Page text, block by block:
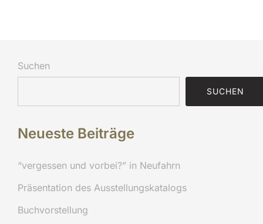
Suchen
SUCHEN
Neueste Beiträge
“vergessen und vorbei?” in Neufahrn
Präsentation des Ausstellungskatalogs
Buchvorstellung